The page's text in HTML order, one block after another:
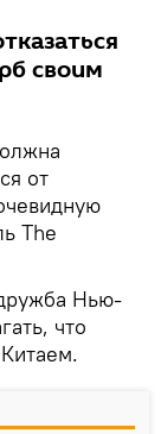
своим
от
The
Нью-
что